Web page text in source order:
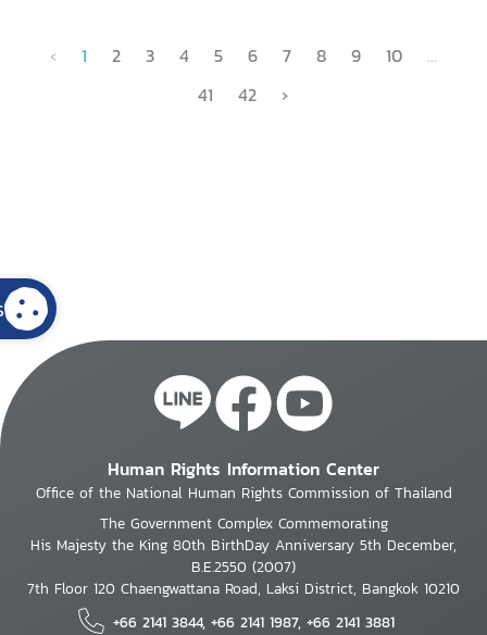
‹ 1 2 3 4 5 6 7 8 9 10
...
41
42 ›
Human Rights Information Center
Office of the National Human Rights Commission of Thailand
The Government Complex Commemorating
His Majesty the King 80th BirthDay Anniversary 5th December,
B.E.2550 (2007)
7th Floor 120 Chaengwattana Road, Laksi District, Bangkok 10210
+66 2141 3844, +66 2141 1987, +66 2141 3881